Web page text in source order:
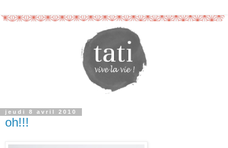
jeudi 8 avril 2010
oh!!!